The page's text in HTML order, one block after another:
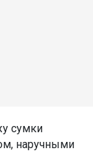
сумки
наручными